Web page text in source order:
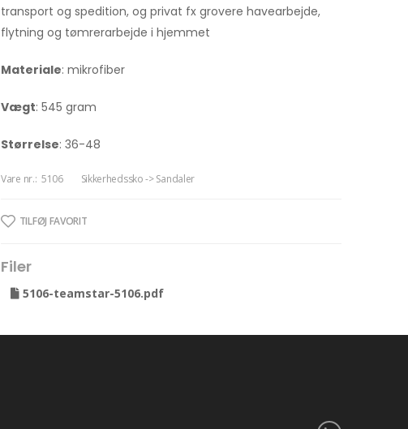
transport og spedition, og privat fx grovere havearbejde,
flytning og tømrerarbejde i hjemmet
Materiale: mikrofiber
Vægt: 545 gram
Størrelse: 36-48
Vare nr.: 5106 Sikkerhedssko -> Sandaler
TILFØJ FAVORIT
Filer
5106-teamstar-5106.pdf